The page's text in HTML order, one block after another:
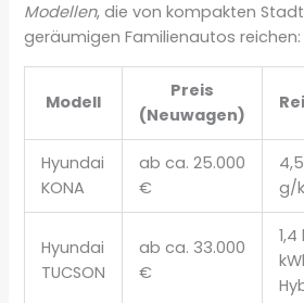
Modellen, die von kompakten
geräumigen Familienautos reichen:
Modell
Preis
(Neuwagen)
Hyundai
KONA
ab ca. 25.000
€
g/
Hyundai
TUCSON
ab ca. 33.000
€